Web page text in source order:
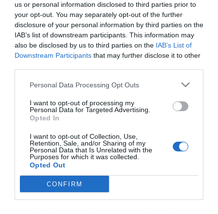
us or personal information disclosed to third parties prior to
your opt-out. You may separately opt-out of the further
disclosure of your personal information by third parties on the
IAB’s list of downstream participants. This information may
also be disclosed by us to third parties on the IAB’s List of
Downstream Participants that may further disclose it to other
Personal Data Processing Opt Outs
I want to opt-out of processing my
Personal Data for Targeted Advertising.
Opted In
I want to opt-out of Collection, Use,
Retention, Sale, and/or Sharing of my
Personal Data that Is Unrelated with the
Purposes for which it was collected.
Opted Out
CONFIRM
Η ανωνυμία είναι το καλύτερο κρησφύγετο δειλίας και
χυδαιότητας!
17/05 - 13:02
Γι αυτο ολοιμεσπιταρωνες και αμαξια και
καβσλλα καλάμι
17/05 - 07:53